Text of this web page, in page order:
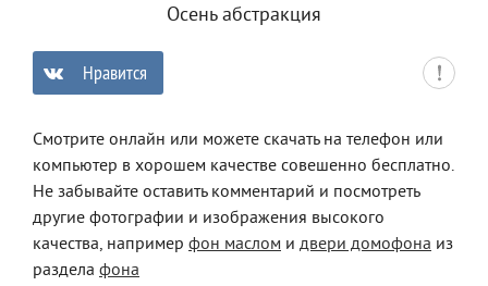
Осень абстракция
Нравится
Смотрите онлайн или можете скачать на телефон или
компьютер в хорошем качестве совешенно бесплатно.
Не забывайте оставить комментарий и посмотреть
другие фотографии и изображения высокого
качества, например фон маслом и двери домофона из
раздела фона